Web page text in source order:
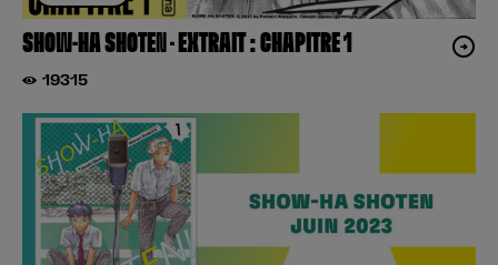
SHOW-HA SHOTEN – EXTRAIT : CHAPITRE 1
19315